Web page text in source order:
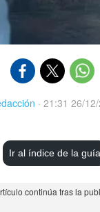
· 21:31 26/
Ir al índice de la guía